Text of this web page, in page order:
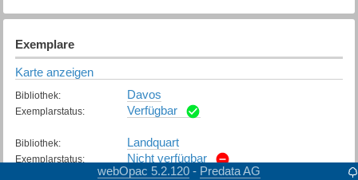
Exemplare
Karte anzeigen
Bibliothek: Davos
Exemplarstatus: Verfügbar
Bibliothek: Landquart
Exemplarstatus:
Nicht verfügbar
webOpac 5.2.120 - Predata AG